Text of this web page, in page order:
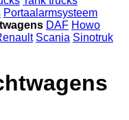
Portaalarmsysteem
DAF Howo
Scania Sinotruk